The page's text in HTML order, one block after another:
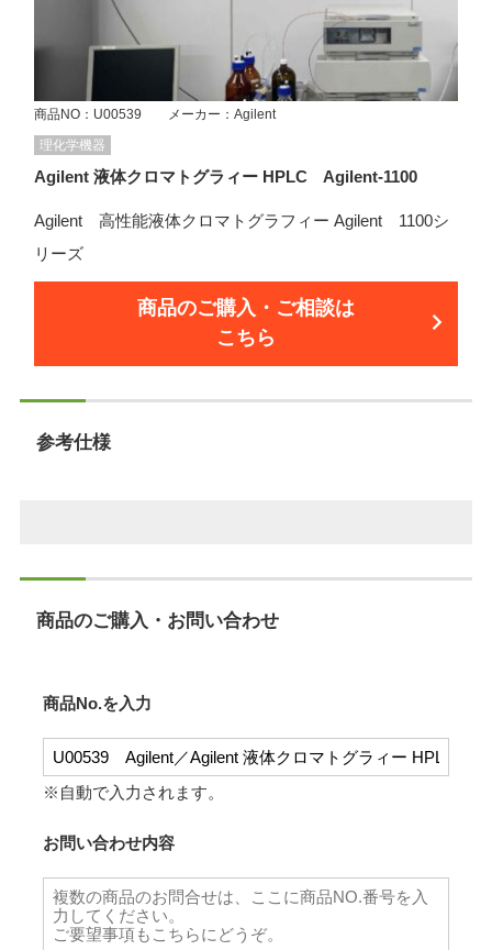
商品NO：U00539 メーカー：Agilent
理化学機器
Agilent 液体クロマトグラィー HPLC Agilent-1100
Agilent 高性能液体クロマトグラフィー Agilent 1100シ
リーズ
商品のご購入・ご相談は
こちら
参考仕様
商品のご購入・お問い合わせ
商品No.を入力
※自動で入力されます。
お問い合わせ内容